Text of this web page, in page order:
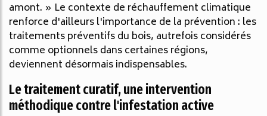
amont. » Le contexte de réchauffement climatique
renforce d'ailleurs l'importance de la prévention : les
traitements préventifs du bois, autrefois considérés
comme optionnels dans certaines régions,
deviennent désormais indispensables.
Le traitement curatif, une intervention
méthodique contre l'infestation active